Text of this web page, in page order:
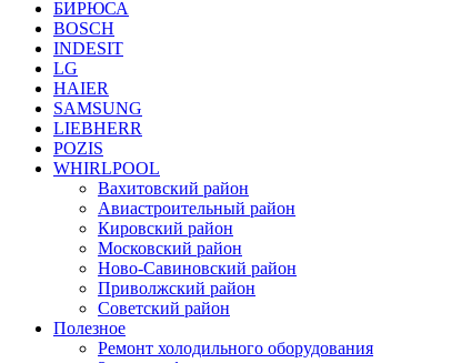
БИРЮСА
BOSCH
INDESIT
LG
HAIER
SAMSUNG
LIEBHERR
POZIS
WHIRLPOOL
Вахитовский район
Авиастроительный район
Кировский район
Московский район
Ново-Савиновский район
Приволжский район
Советский район
Полезное
Ремонт холодильного оборудования